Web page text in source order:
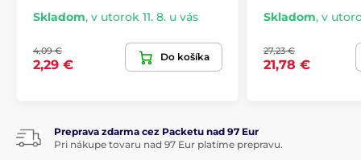
Skladom, v utorok 11. 8. u vás
4,09 €
2,29 €
Do košíka
Skladom, v
27,23 €
21,78 €
Preprava zdarma cez Packetu nad 97 Eur
Pri nákupe tovaru nad 97 Eur platíme prepravu.